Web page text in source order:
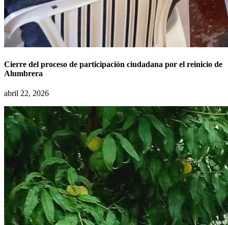
Cierre del proceso de participación ciudadana por el reinicio de
Alumbrera
abril 22, 2026